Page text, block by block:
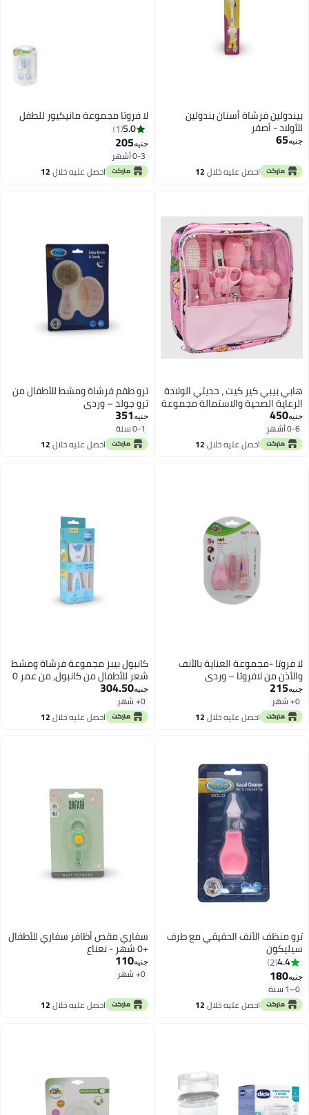
بيندولين فرشاة أسنان بندولين
للأولاد - أصفر
جنيه65
احصل عليه خلال12
لا فروتا مجموعة مانيكيور للطفل
5.0
1
جنيه205
0-3 أشهر
احصل عليه خلال12
هابي بيبي كير كيت ، حديثي الولادة
الرعاية الصحية والاستمالة مجموعة
جنيه450
0-6 أشهر
احصل عليه خلال12
ترو طقم فرشاة ومشط للأطفال من
ترو جولد – وردي
جنيه351
0-1 سنة
احصل عليه خلال12
لا فروتا -مجموعة العناية بالأنف
والأذن من لافروتا – وردي
جنيه215
0+ شهر
احصل عليه خلال12
كانبول بيبز مجموعة فرشاة ومشط
شهر فما فوق - أزرق فاتح
جنيه304.50
0+ شهر
احصل عليه خلال12
ترو منظف الأنف الحقيقي مع طرف
سيليكون
4.4
2
جنيه180
0–1 سنة
احصل عليه خلال12
سفاري مقص أظافر سفاري للأطفال
+0 شهر - نعناع
جنيه110
0+ شهر
احصل عليه خلال12